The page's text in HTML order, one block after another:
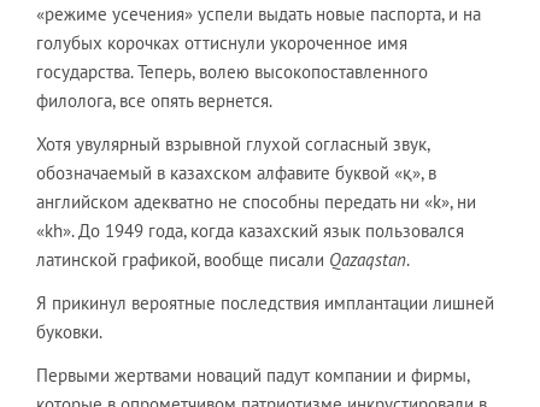
«режиме усечения» успели выдать новые паспорта, и на
голубых корочках оттиснули укороченное имя
государства. Теперь, волею высокопоставленного
филолога, все опять вернется.
Хотя увулярный взрывной глухой согласный звук,
обозначаемый в казахском алфавите буквой «қ», в
английском адекватно не способны передать ни «k», ни
«kh». До 1949 года, когда казахский язык пользовался
латинской графикой, вообще писали Qazaqstan.
Я прикинул вероятные последствия имплантации лишней
буковки.
Первыми жертвами новаций падут компании и фирмы,